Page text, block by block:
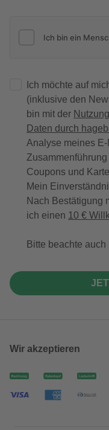
Ich möchte auf
(inklusive den
bin mit der
Daten durch
Analyse meines
Coupons und
Mein
Nach Bestätigung
ich einen 10 €
Bitte beachte auch
Wir akzeptieren